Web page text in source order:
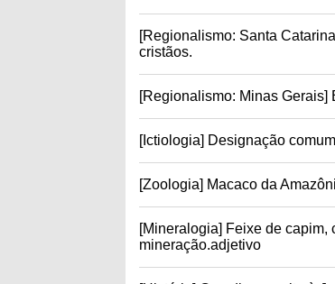
[Regionalismo: Santa
cristãos.
[Regionalismo: Minas Gerais]
[Ictiologia] Designação
[Zoologia] Macaco da
[Mineralogia] Feixe de capim,
mineração.adjetivo